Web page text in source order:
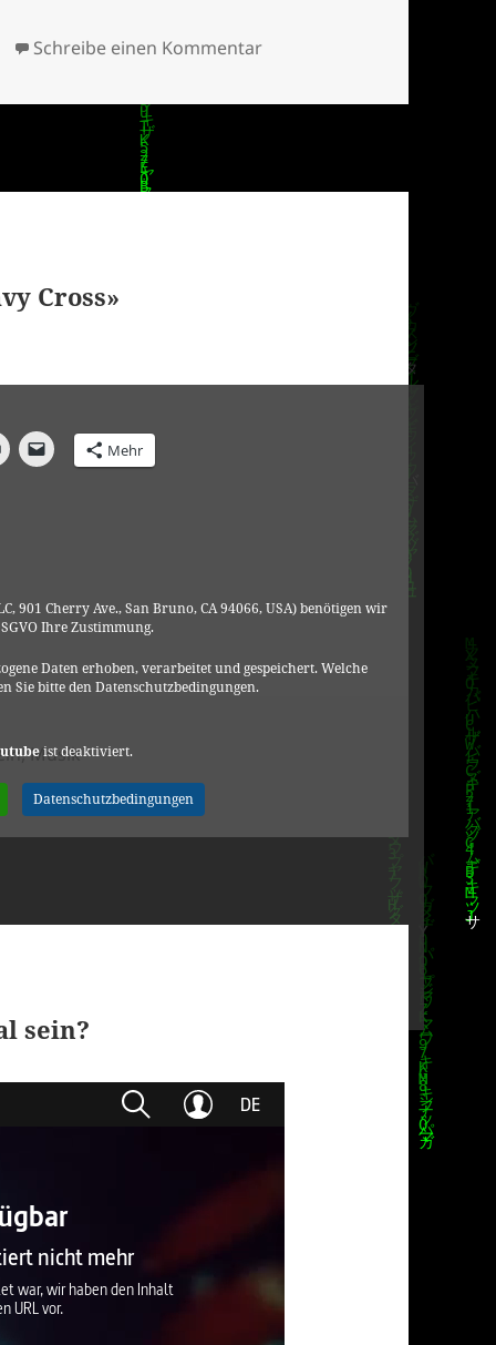
Schreibe einen Kommentarzu Samurai Music Group
Cross»
901 Cherry Ave., San Bruno, CA 94066, USA) benötigen wir
Ihre Zustimmung.
Daten erhoben, verarbeitet und gespeichert. Welche
Sie bitte den Datenschutzbedingungen.
ist deaktiviert.
Datenschutzbedingungen
Mehr
,Musik
Gossip – «Heavy Cross»
sein?